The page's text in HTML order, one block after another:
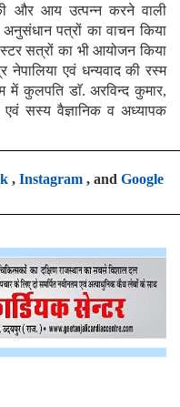
और आय उत्पन्न करने वाली
अनुसंधान पत्रों का वाचन किया
सत्रों का भी आयोजन किया
नेपालिया एवं धन्यवाद की रस्म
में कुलपति डाॅ. अरविन्द कुमार,
सस्य वैज्ञानिक व अध्यापक
, Instagram, and Google